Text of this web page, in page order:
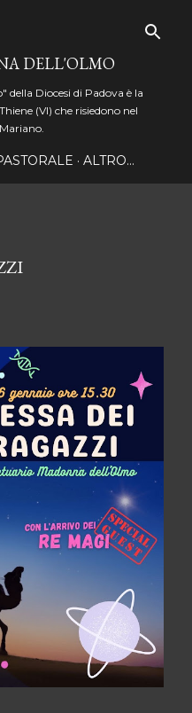
DELL'OLMO
Diocesi di Padova è la
(VI) che risiedono nel
ALTRO…